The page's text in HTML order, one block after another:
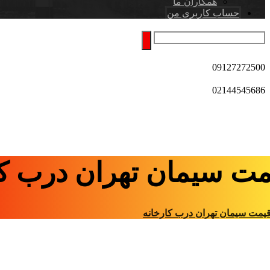
حساب کاربری من
09127272500
02144545686
سیمان تهران درب
سیمان تهران درب کارخانه